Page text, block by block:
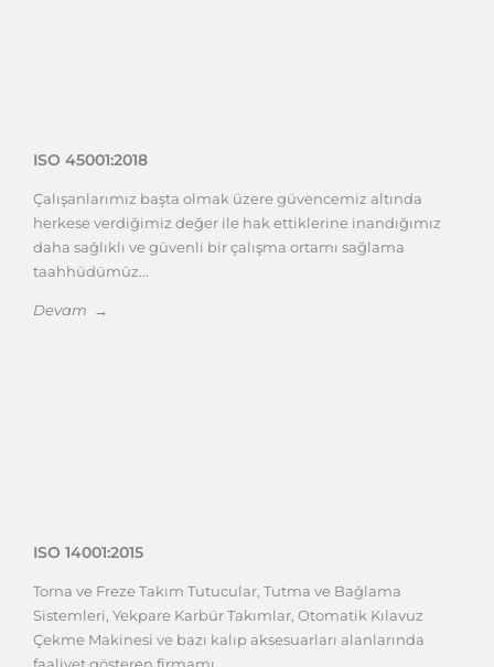
ISO 45001:2018
Çalışanlarımız başta olmak üzere güvencemiz altında
herkese verdiğimiz değer ile hak ettiklerine inandığımız
daha sağlıklı ve güvenli bir çalışma ortamı sağlama
taahhüdümüz...
Devam →
ISO 14001:2015
Torna ve Freze Takım Tutucular, Tutma ve Bağlama
Sistemleri, Yekpare Karbür Takımlar, Otomatik Kılavuz
Çekme Makinesi ve bazı kalıp aksesuarları alanlarında